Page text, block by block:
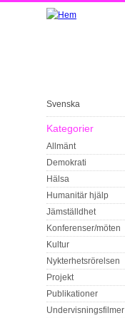
Svenska
Kategorier
Allmänt
Demokrati
Hälsa
Humanitär hjälp
Jämställdhet
Konferenser/möten
Kultur
Nykterhetsrörelsen
Projekt
Publikationer
Undervisningsfilmer